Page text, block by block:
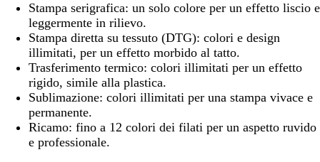
Stampa serigrafica: un solo colore per un effetto liscio e
leggermente in rilievo.
Stampa diretta su tessuto (DTG): colori e design
illimitati, per un effetto morbido al tatto.
Trasferimento termico: colori illimitati per un effetto
rigido, simile alla plastica.
Sublimazione: colori illimitati per una stampa vivace e
permanente.
Ricamo: fino a 12 colori dei filati per un aspetto ruvido
e professionale.